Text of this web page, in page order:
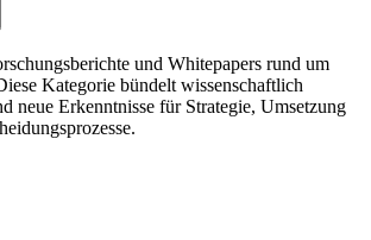
und Whitepapers rund um
Kategorie bündelt wissenschaftlich
neue Erkenntnisse für Strategie, Umsetzung